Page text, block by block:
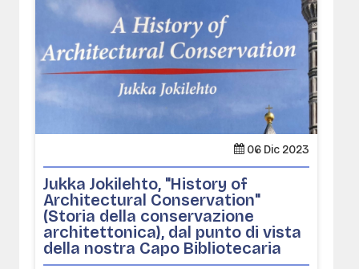
06 Dic 2023
Jukka Jokilehto, "History of
Architectural Conservation"
(Storia della conservazione
architettonica), dal punto di vista
della nostra Capo Bibliotecaria